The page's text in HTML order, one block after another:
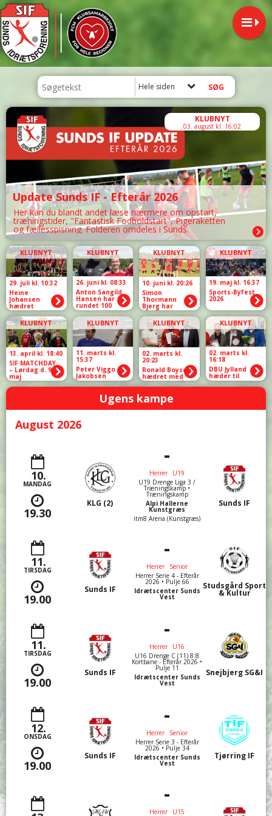
Hele siden
KLUBNYT
03. august kl. 16:02
Update Sunds IF - Efterår 2026
Her kan du blandt andet læse nærmere om opstart,
træningstider, "Fantastisk Fodboldstart", Pigeraketten
og fællesspisning. Folderen omdeles i Sunds.
KLUBNYT
29. juli kl. 10:32
Heine
Johansen
hædret
KLUBNYT
26. juni kl. 08:33
Anton Sangild
Hansen har
rundet 100
kampe for
Sunds IF
KLUBNYT
10. juni kl. 20:26
Simon
Thormann
Bjerg har
rundet 150
kampe for
Sunds IF
KLUBNYT
19. maj kl. 16:37
Sports-Byfest
2026
KLUBNYT
13. april kl. 18:40
SIF MATCHDAY
– Lørdag d. 9.
maj
KLUBNYT
11. marts kl.
15:37
Peter Viggo
Jakobsen
indtog Sunds
KLUBNYT
02. marts kl.
20:23
Ronald Boysen
hædret med
DBU’s Sølvnål
KLUBNYT
02. marts kl.
16:18
DBU Jylland
hæder til
ledere i Sunds
IF
Ugens kampe
August 2026
10.
MANDAG
19.30
KLG (2)
-
Herrer
U19
U19 Drenge Liga 3 /
Træningskamp •
Træningskamp
Alpi Hallerne
Kunstgræs
itm8 Arena (Kunstgræs)
Sunds IF
11.
TIRSDAG
19.00
Sunds IF
-
Herrer
Senior
Herrer Serie 4 - Efterår
2026 • Pulje 66
Idrætscenter Sunds
Vest
Studsgård Sport
& Kultur
11.
TIRSDAG
19.00
Sunds IF
-
Herrer
U16
U16 Drenge C (11) 8:8
Kortbane - Efterår 2026 •
Pulje 11
Idrætscenter Sunds
Vest
Snejbjerg SG&I
12.
ONSDAG
19.00
Sunds IF
-
Herrer
Senior
Herrer Serie 3 - Efterår
2026 • Pulje 34
Idrætscenter Sunds
Vest
Tjørring IF
-
Herrer U15